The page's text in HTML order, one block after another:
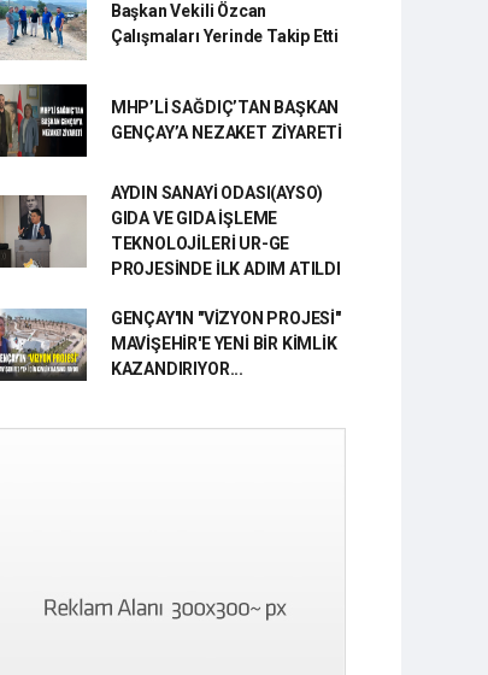
Başkan Vekili Özcan
Çalışmaları Yerinde Takip Etti
MHP’Lİ SAĞDIÇ’TAN BAŞKAN
GENÇAY’A NEZAKET ZİYARETİ
AYDIN SANAYİ ODASI(AYSO)
GIDA VE GIDA İŞLEME
TEKNOLOJİLERİ UR-GE
PROJESİNDE İLK ADIM ATILDI
GENÇAY'IN "VİZYON PROJESİ"
MAVİŞEHİR'E YENİ BİR KİMLİK
KAZANDIRIYOR...